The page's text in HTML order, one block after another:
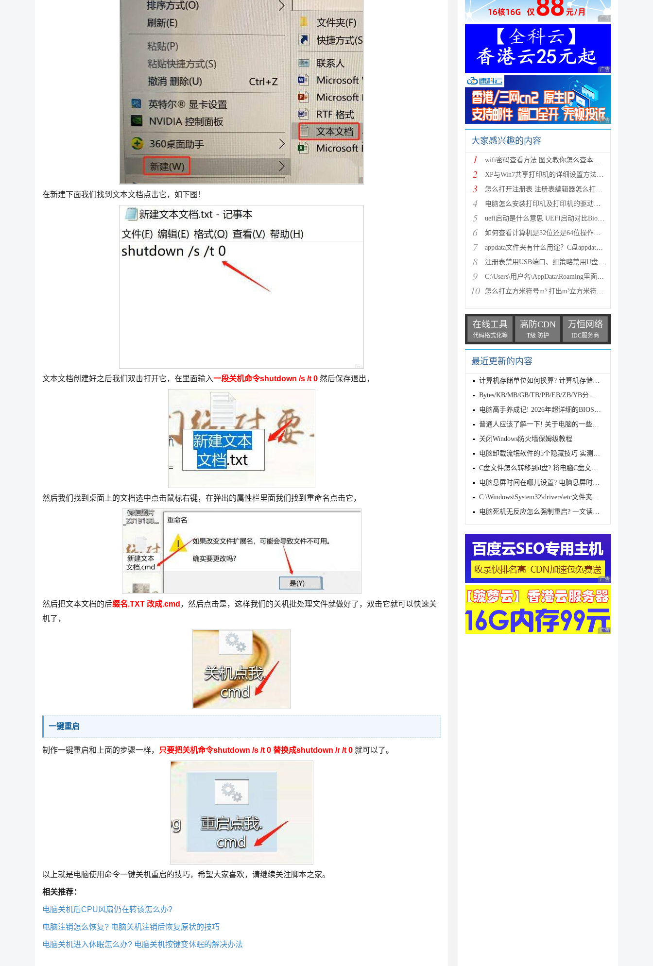
在新建下面我们找到文本文档点击它，如下图！
文本文档创建好之后我们双击打开它，在里面输入一段关机命令shutdown /s /t 0 然后保存退出，
然后我们找到桌面上的文档选中点击鼠标右键，在弹出的属性栏里面我们找到重命名点击它，
然后把文本文档的后缀名.TXT 改成.cmd ，然后点击是，这样我们的关机批处理文件就做好了，双击它就可以快速关
机了，
一键重启
制作一键重启和上面的步骤一样， 只要把关机命令shutdown /s /t 0 替换成shutdown /r /t 0 就可以了。
以上就是电脑使用命令一键关机重启的技巧，希望大家喜欢，请继续关注脚本之家。
相关推荐：
电脑关机后CPU风扇仍在转该怎么办?
电脑注销怎么恢复? 电脑关机注销后恢复原状的技巧
电脑关机进入休眠怎么办? 电脑关机按键变休眠的解决办法
广告 商业广告，理性
广告 商业广告，理性
广告 商业广告，理性
大家感兴趣的内容
1 wifi密码查看方法 图文教你怎么查本机wifi密码
2 XP与Win7共享打印机的详细设置方法(图文教程)
3 怎么打开注册表 注册表编辑器怎么打开(regedit)
4 电脑怎么安装打印机及打印机的驱动程序
5 uefi启动是什么意思 UEFI启动对比Bios启动优势在哪里
6 如何查看计算机是32位还是64位操作系统？
7 appdata文件夹有什么用途？C盘appdata可以删除吗？
8 注册表禁用USB端口、组策略禁用U盘、组策略禁用USB、
9 C:\Users\用户名\AppData\Roaming里面的文件可以删除
10 怎么打立方米符号m³ 打出m³立方米符号的方
在线工具
代码格式化等
高防CDN
T级 防护
万恒网络
IDC服务商
最近更新的内容
计算机存储单位如何换算? 计算机存储单位全解析
Bytes/KB/MB/GB/TB/PB/EB/ZB/YB分别代表什么? 一文看
电脑高手养成记! 2026年超详细的BIOS进入方法及设置汇
普通人应该了解一下! 关于电脑的一些基本常识
关闭Windows防火墙保姆级教程
电脑卸载流氓软件的5个隐藏技巧 实测有效
C盘文件怎么转移到d盘? 将电脑C盘文档转移到D盘的多种
电脑息屏时间在哪儿设置? 电脑息屏时间设置技巧
C:\Windows\System32\drivers\etc文件夹没有hosts文件
电脑死机无反应怎么强制重启? 一文读懂方法及注意事项
广告 商业广告，理性
广告 商业广告，理性